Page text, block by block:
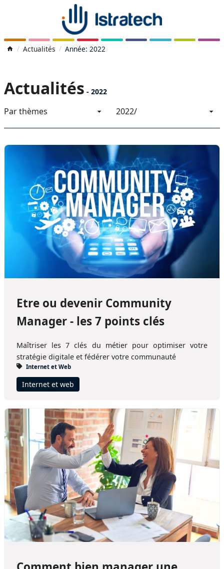
Actualités Année: 2022
Actualités - 2022
Par thèmes 2022/
Etre ou devenir Community
Manager - les 7 points clés
Maîtriser les 7 clés du métier pour optimiser votre
stratégie digitale et fédérer votre communauté
Internet et Web
Internet et web